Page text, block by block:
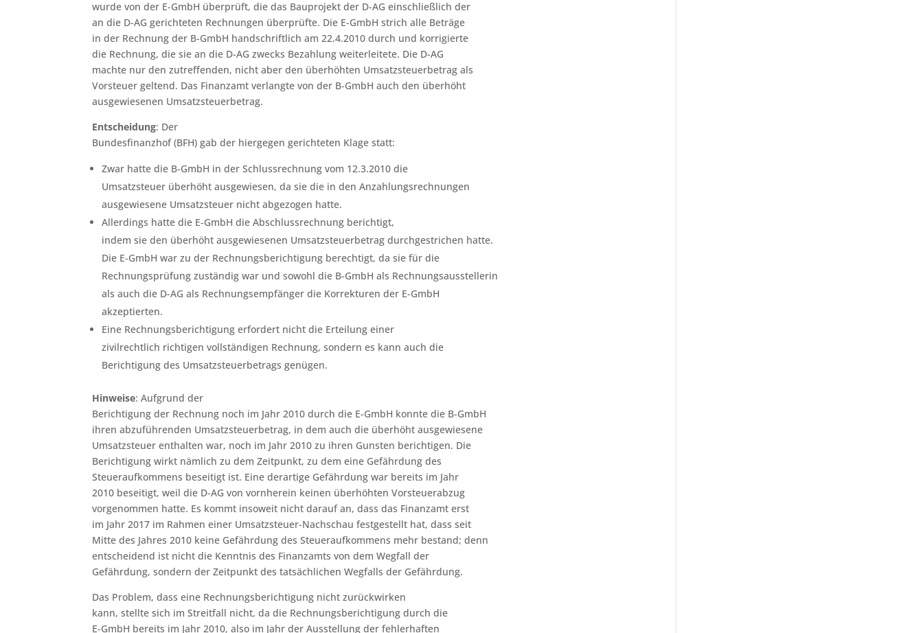
wurde von der E-GmbH überprüft, die das Bauprojekt der D-AG einschließlich der
an die D-AG gerichteten Rechnungen überprüfte. Die E-GmbH strich alle Beträge
in der Rechnung der B-GmbH handschriftlich am 22.4.2010 durch und korrigierte
die Rechnung, die sie an die D-AG zwecks Bezahlung weiterleitete. Die D-AG
machte nur den zutreffenden, nicht aber den überhöhten Umsatzsteuerbetrag als
Vorsteuer geltend. Das Finanzamt verlangte von der B-GmbH auch den überhöht
ausgewiesenen Umsatzsteuerbetrag.
Entscheidung: Der
Bundesfinanzhof (BFH) gab der hiergegen gerichteten Klage statt:
Zwar hatte die B-GmbH in der Schlussrechnung vom 12.3.2010 die
Umsatzsteuer überhöht ausgewiesen, da sie die in den Anzahlungsrechnungen
ausgewiesene Umsatzsteuer nicht abgezogen hatte.
Allerdings hatte die E-GmbH die Abschlussrechnung berichtigt,
indem sie den überhöht ausgewiesenen Umsatzsteuerbetrag durchgestrichen hatte.
Die E-GmbH war zu der Rechnungsberichtigung berechtigt, da sie für die
Rechnungsprüfung zuständig war und sowohl die B-GmbH als Rechnungsausstellerin
als auch die D-AG als Rechnungsempfänger die Korrekturen der E-GmbH
akzeptierten.
Eine Rechnungsberichtigung erfordert nicht die Erteilung einer
zivilrechtlich richtigen vollständigen Rechnung, sondern es kann auch die
Berichtigung des Umsatzsteuerbetrags genügen.
Hinweise: Aufgrund der
Berichtigung der Rechnung noch im Jahr 2010 durch die E-GmbH konnte die B-GmbH
ihren abzuführenden Umsatzsteuerbetrag, in dem auch die überhöht ausgewiesene
Umsatzsteuer enthalten war, noch im Jahr 2010 zu ihren Gunsten berichtigen. Die
Berichtigung wirkt nämlich zu dem Zeitpunkt, zu dem eine Gefährdung des
Steueraufkommens beseitigt ist. Eine derartige Gefährdung war bereits im Jahr
2010 beseitigt, weil die D-AG von vornherein keinen überhöhten Vorsteuerabzug
vorgenommen hatte. Es kommt insoweit nicht darauf an, dass das Finanzamt erst
im Jahr 2017 im Rahmen einer Umsatzsteuer-Nachschau festgestellt hat, dass seit
Mitte des Jahres 2010 keine Gefährdung des Steueraufkommens mehr bestand; denn
entscheidend ist nicht die Kenntnis des Finanzamts von dem Wegfall der
Gefährdung, sondern der Zeitpunkt des tatsächlichen Wegfalls der Gefährdung.
Das Problem, dass eine Rechnungsberichtigung nicht zurückwirken
kann, stellte sich im Streitfall nicht, da die Rechnungsberichtigung durch die
E-GmbH bereits im Jahr 2010, also im Jahr der Ausstellung der fehlerhaften